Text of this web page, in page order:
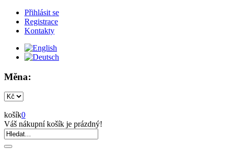
Přihlásit se
Registrace
Kontakty
Měna:
košík0
Váš nákupní košík je prázdný!